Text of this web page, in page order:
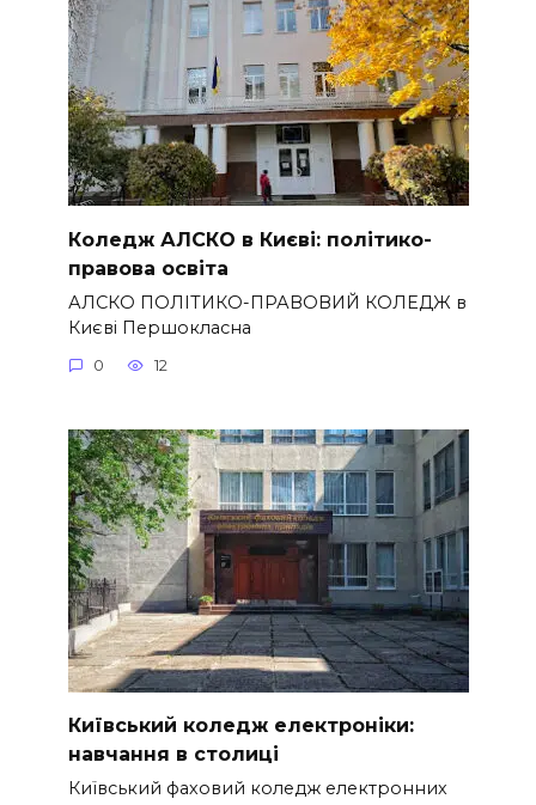
Коледж АЛСКО в Києві: політико-
правова освіта
АЛСКО ПОЛІТИКО-ПРАВОВИЙ КОЛЕДЖ в
Києві Першокласна
0 12
Київський коледж електроніки:
навчання в столиці
Київський фаховий коледж електронних